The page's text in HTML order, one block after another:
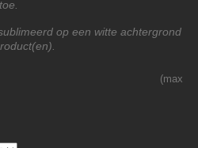
op een witte achtergrond
(max